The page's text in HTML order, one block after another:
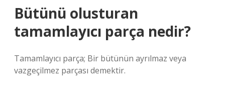
Bütünü olusturan
tamamlayıcı parça nedir?
Tamamlayıcı parça; Bir bütünün ayrılmaz veya
vazgeçilmez parçası demektir.